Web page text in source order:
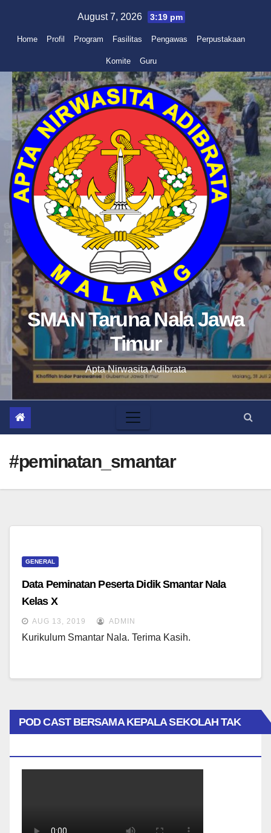
content
August 7, 2026 3:19 pm
Home Profil Program Fasilitas Pengawas Perpustakaan
Komite Guru
SMAN Taruna Nala Jawa
Timur
Apta Nirwasita Adibrata
#peminatan_smantar
GENERAL
Data Peminatan Peserta Didik Smantar Nala
Kelas X
AUG 13, 2019 ADMIN
Kurikulum Smantar Nala. Terima Kasih.
POD CAST BERSAMA KEPALA SEKOLAH TAK